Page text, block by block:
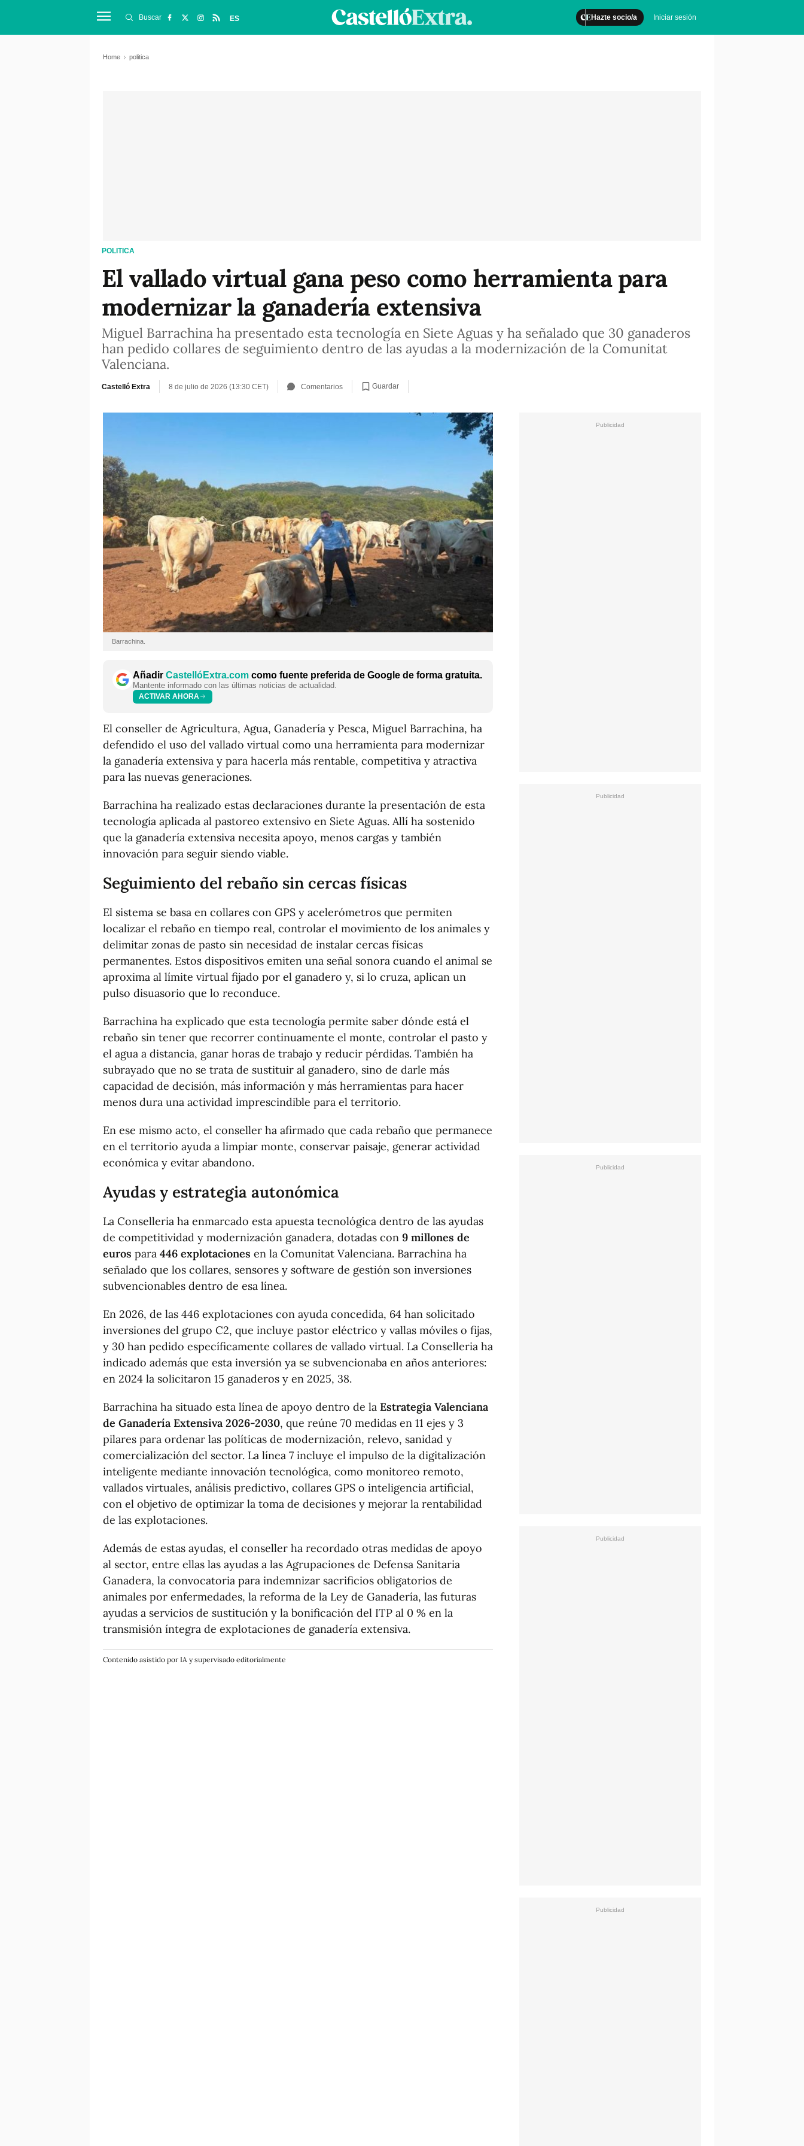
Hazte socio/a Iniciar sesión
Buscar ES
Home politica
POLITICA
El vallado virtual gana peso como herramienta para
modernizar la ganadería extensiva
Miguel Barrachina ha presentado esta tecnología en Siete Aguas y ha señalado que 30 ganaderos
han pedido collares de seguimiento dentro de las ayudas a la modernización de la Comunitat
Valenciana.
Castelló Extra 8 de julio de 2026 (13:30 CET) Comentarios Guardar
Barrachina.
Añadir CastellóExtra.com como fuente preferida de Google de forma gratuita.
Mantente informado con las últimas noticias de actualidad.
ACTIVAR AHORA
El conseller de Agricultura, Agua, Ganadería y Pesca, Miguel Barrachina, ha
defendido el uso del vallado virtual como una herramienta para modernizar
la ganadería extensiva y para hacerla más rentable, competitiva y atractiva
para las nuevas generaciones.
Barrachina ha realizado estas declaraciones durante la presentación de esta
tecnología aplicada al pastoreo extensivo en Siete Aguas. Allí ha sostenido
que la ganadería extensiva necesita apoyo, menos cargas y también
innovación para seguir siendo viable.
Seguimiento del rebaño sin cercas físicas
El sistema se basa en collares con GPS y acelerómetros que permiten
localizar el rebaño en tiempo real, controlar el movimiento de los animales y
delimitar zonas de pasto sin necesidad de instalar cercas físicas
permanentes. Estos dispositivos emiten una señal sonora cuando el animal se
aproxima al límite virtual fijado por el ganadero y, si lo cruza, aplican un
pulso disuasorio que lo reconduce.
Barrachina ha explicado que esta tecnología permite saber dónde está el
rebaño sin tener que recorrer continuamente el monte, controlar el pasto y
el agua a distancia, ganar horas de trabajo y reducir pérdidas. También ha
subrayado que no se trata de sustituir al ganadero, sino de darle más
capacidad de decisión, más información y más herramientas para hacer
menos dura una actividad imprescindible para el territorio.
En ese mismo acto, el conseller ha afirmado que cada rebaño que permanece
en el territorio ayuda a limpiar monte, conservar paisaje, generar actividad
económica y evitar abandono.
Ayudas y estrategia autonómica
La Conselleria ha enmarcado esta apuesta tecnológica dentro de las ayudas
de competitividad y modernización ganadera, dotadas con 9 millones de
euros para 446 explotaciones en la Comunitat Valenciana. Barrachina ha
señalado que los collares, sensores y software de gestión son inversiones
subvencionables dentro de esa línea.
En 2026, de las 446 explotaciones con ayuda concedida, 64 han solicitado
inversiones del grupo C2, que incluye pastor eléctrico y vallas móviles o fijas,
y 30 han pedido específicamente collares de vallado virtual. La Conselleria ha
indicado además que esta inversión ya se subvencionaba en años anteriores:
en 2024 la solicitaron 15 ganaderos y en 2025, 38.
Barrachina ha situado esta línea de apoyo dentro de la Estrategia Valenciana
de Ganadería Extensiva 2026-2030, que reúne 70 medidas en 11 ejes y 3
pilares para ordenar las políticas de modernización, relevo, sanidad y
comercialización del sector. La línea 7 incluye el impulso de la digitalización
inteligente mediante innovación tecnológica, como monitoreo remoto,
vallados virtuales, análisis predictivo, collares GPS o inteligencia artificial,
con el objetivo de optimizar la toma de decisiones y mejorar la rentabilidad
de las explotaciones.
Además de estas ayudas, el conseller ha recordado otras medidas de apoyo
al sector, entre ellas las ayudas a las Agrupaciones de Defensa Sanitaria
Ganadera, la convocatoria para indemnizar sacrificios obligatorios de
animales por enfermedades, la reforma de la Ley de Ganadería, las futuras
ayudas a servicios de sustitución y la bonificación del ITP al 0 % en la
transmisión íntegra de explotaciones de ganadería extensiva.
Contenido asistido por IA y supervisado editorialmente